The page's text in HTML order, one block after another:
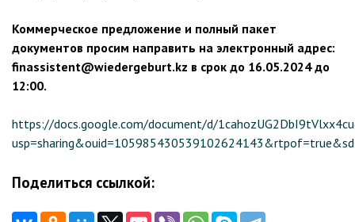
Коммерческое предложение и полный пакет
документов просим направить на электронный адрес:
finassistent@wiedergeburt.kz в срок до 16.05.2024 до
12:00.
https://docs.google.com/document/d/
Поделиться ссылкой: